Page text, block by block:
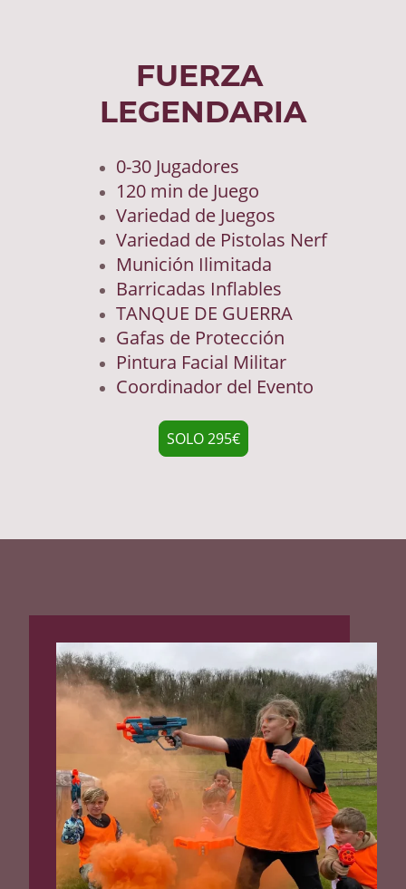
FUERZA
LEGENDARIA
0-30 Jugadores
120 min de Juego
Variedad de Juegos
Variedad de Pistolas Nerf
Munición Ilimitada
Barricadas Inflables
TANQUE DE GUERRA
Gafas de Protección
Pintura Facial Militar
Coordinador del Evento
SOLO 295€